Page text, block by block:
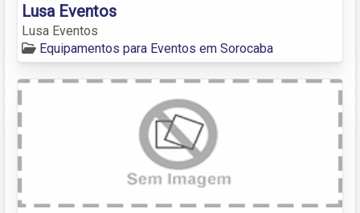
Lusa Eventos
Lusa Eventos
Equipamentos para Eventos em Sorocaba